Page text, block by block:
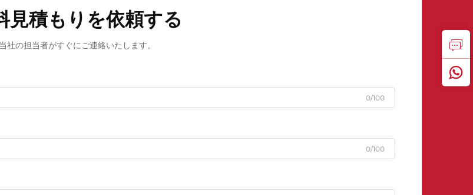
見積もりを依頼する
当社の担当者がすぐにご連絡いたします。
0/100
0/100